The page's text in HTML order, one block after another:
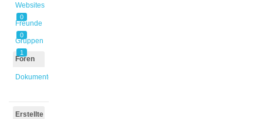
Websites
0
Freunde
0
Gruppen
1
Foren
Dokumente
Erstellte